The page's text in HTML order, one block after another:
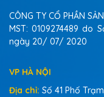
CÔNG TY CỔ PHẦN
MST: 0109274489 do
ngày 20/ 07/ 2020
VP HÀ NỘI
Địa chỉ: Số 41 Phố